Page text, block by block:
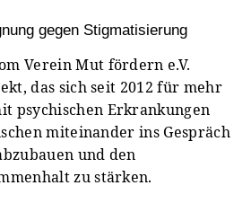
gegen Stigmatisierung
Verein Mut fördern e.V.
das sich seit 2012 für mehr
psychischen Erkrankungen
miteinander ins Gespräch
und den
zu stärken.